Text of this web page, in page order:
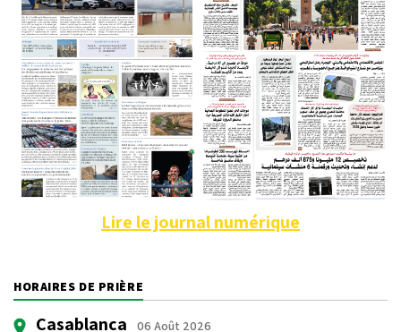
Lire le journal numérique
HORAIRES DE PRIÈRE
Casablanca 06 Août 2026